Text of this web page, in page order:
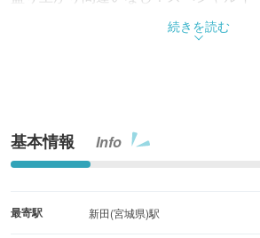
前で豪快に焼き上げる「牛の丸焼き」
にはたまらない超目玉企画が満載！お
続きを読む
基本情報 Info
最寄駅 新田(宮城県)駅